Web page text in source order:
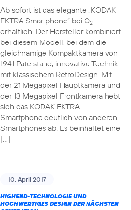
Ab sofort ist das elegante „KODAK
EKTRA Smartphone“ bei O2
erhältlich. Der Hersteller kombiniert
bei diesem Modell, bei dem die
gleichnamige Kompaktkamera von
1941 Pate stand, innovative Technik
mit klassischem RetroDesign. Mit
der 21 Megapixel Hauptkamera und
der 13 Megapixel Frontkamera hebt
sich das KODAK EKTRA
Smartphone deutlich von anderen
Smartphones ab. Es beinhaltet eine
[…]
10. April 2017
HIGHEND-TECHNOLOGIE UND
HOCHWERTIGES DESIGN DER NÄCHSTEN